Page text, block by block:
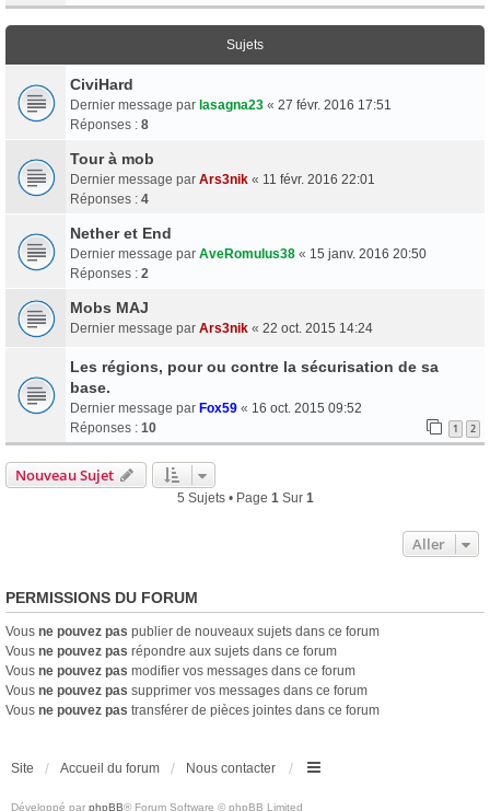
Sujets
CiviHard
Dernier message par lasagna23 « 27 févr. 2016 17:51
Réponses : 8
Tour à mob
Dernier message par Ars3nik « 11 févr. 2016 22:01
Réponses : 4
Nether et End
Dernier message par AveRomulus38 « 15 janv. 2016 20:50
Réponses : 2
Mobs MAJ
Dernier message par Ars3nik « 22 oct. 2015 14:24
Les régions, pour ou contre la sécurisation de sa
base.
Dernier message par Fox59 « 16 oct. 2015 09:52
Réponses : 10 1 2
Nouveau Sujet
5 Sujets • Page 1 Sur 1
Aller
PERMISSIONS DU FORUM
Vous ne pouvez pas publier de nouveaux sujets dans ce forum
Vous ne pouvez pas répondre aux sujets dans ce forum
Vous ne pouvez pas modifier vos messages dans ce forum
Vous ne pouvez pas supprimer vos messages dans ce forum
Vous ne pouvez pas transférer de pièces jointes dans ce forum
Site Accueil du forum Nous contacter
Développé par phpBB® Forum Software © phpBB Limited